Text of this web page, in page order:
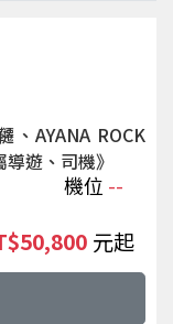
、AYANA ROCK
遊、司機》
機位 --
起